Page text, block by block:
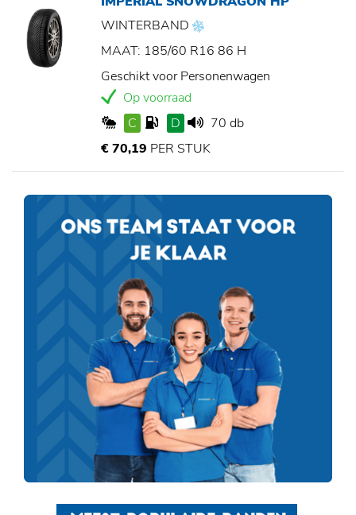
WINTERBAND
MAAT: 185/60 R16 86 H
Geschikt voor Personenwagen
Op voorraad
C
D
70 db
€ 70,19 PER STUK